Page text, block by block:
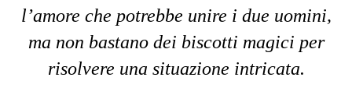
l’amore che potrebbe unire i due uomini,
ma non bastano dei biscotti magici per
risolvere una situazione intricata.